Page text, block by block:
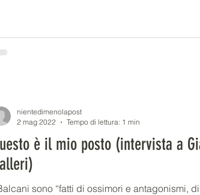
è il mio posto (intervista a
sono “fatti di ossimori e antagonismi,
nientedimenolapost
2 mag 2022
Tempo di lettura: 1 min